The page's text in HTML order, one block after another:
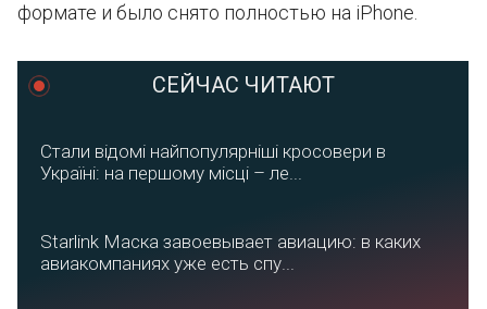
формате и было снято полностью на iPhone.
СЕЙЧАС ЧИТАЮТ
Стали відомі найпопулярніші кросовери в
Україні: на першому місці – ле...
Starlink Маска завоевывает авиацию: в каких
авиакомпаниях уже есть спу...